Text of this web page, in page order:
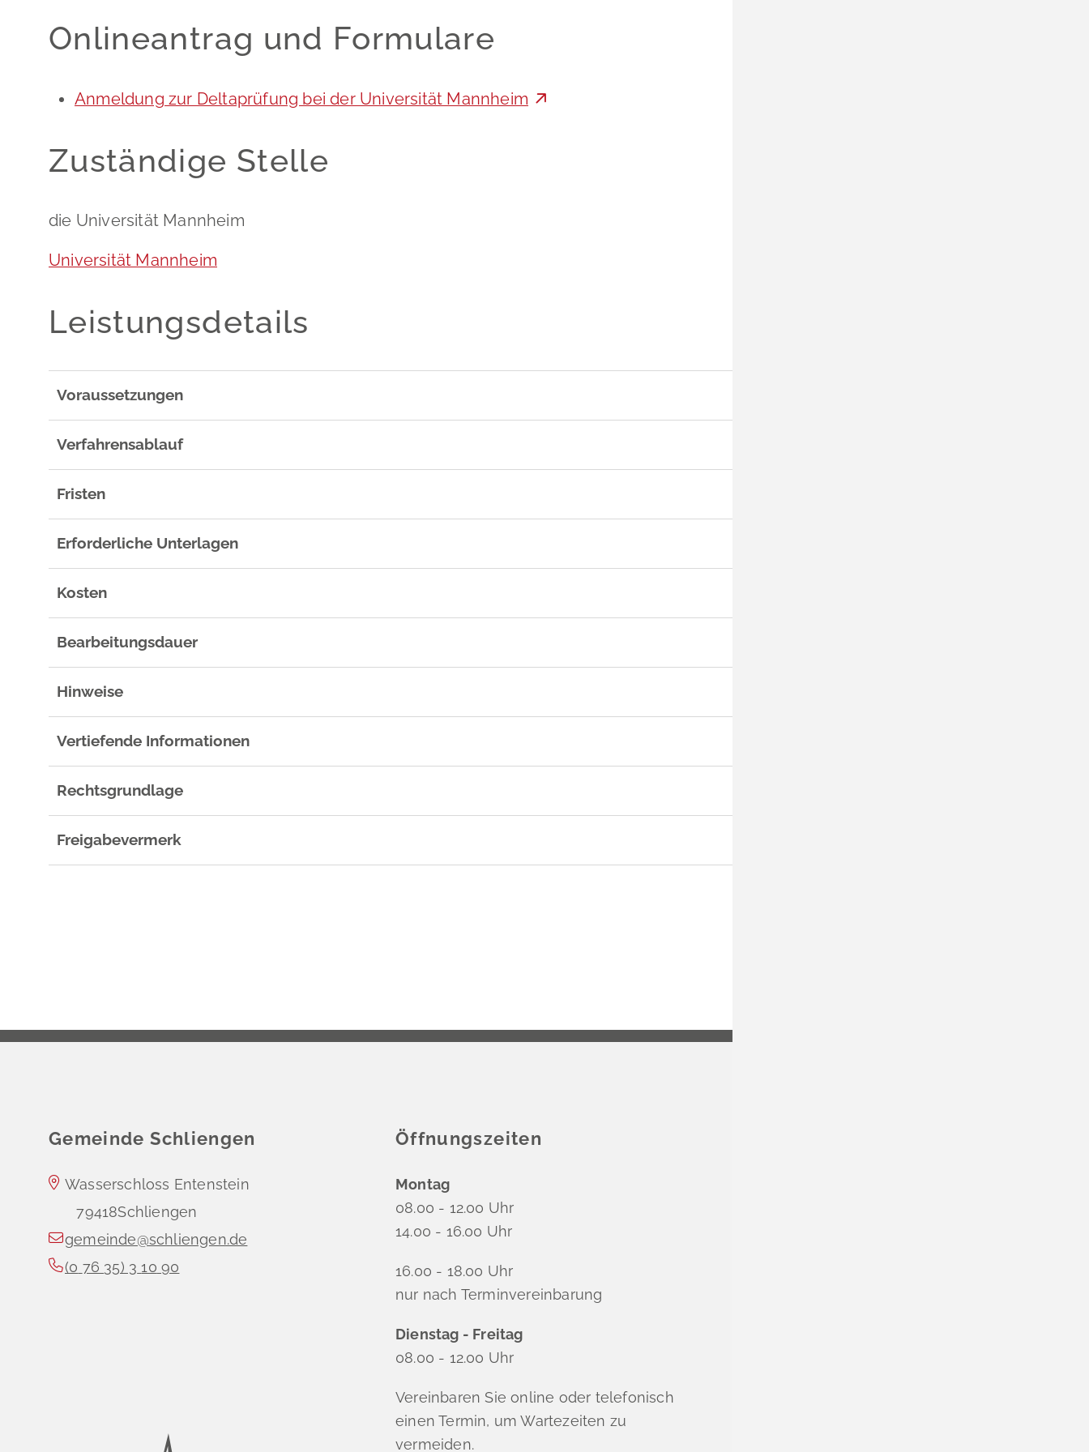
Onlineantrag und Formulare
Anmeldung zur Deltaprüfung bei der Universität Mannheim
Zuständige Stelle
die Universität Mannheim
Universität Mannheim
Leistungsdetails
Voraussetzungen
Verfahrensablauf
Fristen
Erforderliche Unterlagen
Kosten
Bearbeitungsdauer
Hinweise
Vertiefende Informationen
Rechtsgrundlage
Freigabevermerk
Gemeinde Schliengen
Wasserschloss Entenstein
79418Schliengen
gemeinde@schliengen.de
(0 76 35) 3 10 90
Öffnungszeiten
Montag
08.00 - 12.00 Uhr
14.00 - 16.00 Uhr
16.00 - 18.00 Uhr
nur nach Terminvereinbarung
Dienstag - Freitag
08.00 - 12.00 Uhr
Vereinbaren Sie online oder telefonisch
einen Termin, um Wartezeiten zu
vermeiden.